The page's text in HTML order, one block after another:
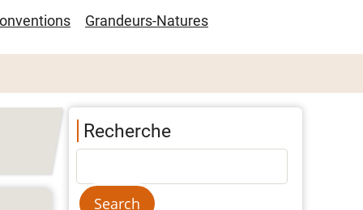
Grandeurs-Natures
Recherche